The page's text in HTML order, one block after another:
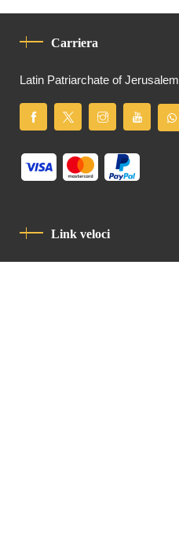
Carriera
Latin Patriarchate of Jerusalem
Link veloci